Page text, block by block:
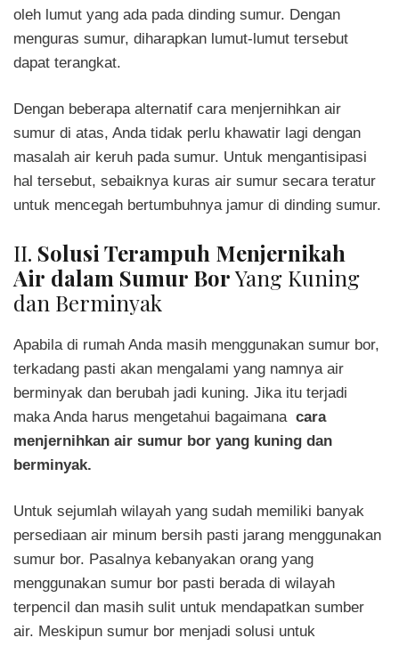
oleh lumut yang ada pada dinding sumur. Dengan
menguras sumur, diharapkan lumut-lumut tersebut
dapat terangkat.
Dengan beberapa alternatif cara menjernihkan air
sumur di atas, Anda tidak perlu khawatir lagi dengan
masalah air keruh pada sumur. Untuk mengantisipasi
hal tersebut, sebaiknya kuras air sumur secara teratur
untuk mencegah bertumbuhnya jamur di dinding sumur.
II. Solusi Terampuh Menjernikah
Air dalam Sumur BorYang Kuning
dan Berminyak
Apabila di rumah Anda masih menggunakan sumur bor,
terkadang pasti akan mengalami yang namnya air
berminyak dan berubah jadi kuning. Jika itu terjadi
maka Anda harus mengetahui bagaimana cara
menjernihkan air sumur bor yang kuning dan
berminyak.
Untuk sejumlah wilayah yang sudah memiliki banyak
persediaan air minum bersih pasti jarang menggunakan
sumur bor. Pasalnya kebanyakan orang yang
menggunakan sumur bor pasti berada di wilayah
terpencil dan masih sulit untuk mendapatkan sumber
air. Meskipun sumur bor menjadi solusi untuk